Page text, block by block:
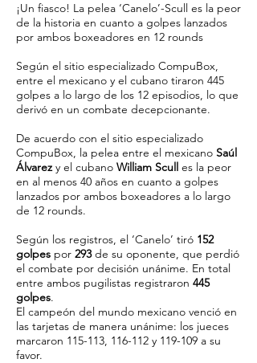
¡Un fiasco! La pelea ‘Canelo’-Scull es la peor
de la historia en cuanto a golpes lanzados
por ambos boxeadores en 12 rounds
Según el sitio especializado CompuBox,
entre el mexicano y el cubano tiraron 445
golpes a lo largo de los 12 episodios, lo que
derivó en un combate decepcionante.
De acuerdo con el sitio especializado
CompuBox, la pelea entre el mexicano Saúl
Álvarezy el cubano William Scull es la peor
en al menos 40 años en cuanto a golpes
lanzados por ambos boxeadores a lo largo
de 12 rounds.
Según los registros, el ‘Canelo’ tiró 152
golpes por 293de su oponente, que perdió
el combate por decisión unánime. En total
entre ambos pugilistas registraron 445
golpes.
El campeón del mundo mexicano venció en
las tarjetas de manera unánime: los jueces
marcaron 115-113, 116-112 y 119-109 a su
favor.